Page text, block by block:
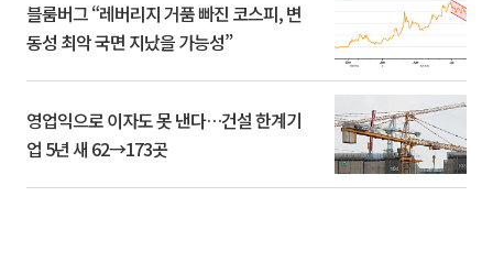
블룸버그 “레버리지 거품 빠진 코스피, 변
동성 최악 국면 지났을 가능성”
영업익으로 이자도 못 낸다…건설 한계기
업 5년 새 62→173곳